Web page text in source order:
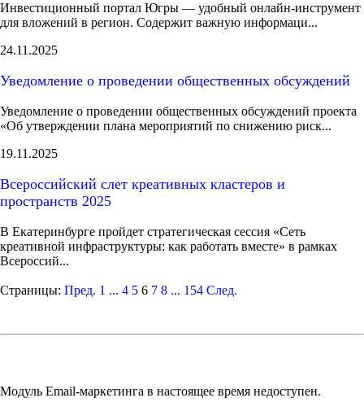
Инвестиционный портал Югры — удобный онлайн-инструмент
для вложений в регион. Содержит важную информаци...
24.11.2025
Уведомление о проведении общественных обсуждений
Уведомление о проведении общественных обсуждений проекта
«Об утверждении плана мероприятий по снижению риск...
19.11.2025
Всероссийский слет креативных кластеров и
пространств 2025
В Екатеринбурге пройдет стратегическая сессия «Сеть
креативной инфраструктуры: как работать вместе» в рамках
Всероссий...
Страницы: Пред. 1 ... 4 5 6 7 8 ... 154 След.
Модуль Email-маркетинга в настоящее время недоступен.